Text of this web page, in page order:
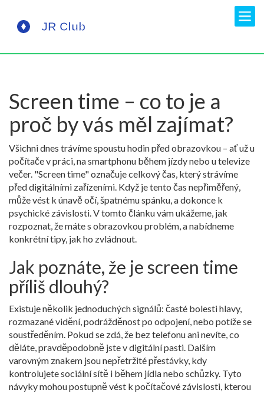
Screen time – co to je a
proč by vás měl zajímat?
Všichni dnes trávíme spoustu hodin před obrazovkou – ať už u
počítače v práci, na smartphonu během jízdy nebo u televize
večer. "Screen time" označuje celkový čas, který strávíme
před digitálními zařízeními. Když je tento čas nepřiměřený,
může vést k únavě očí, špatnému spánku, a dokonce k
psychické závislosti. V tomto článku vám ukážeme, jak
rozpoznat, že máte s obrazovkou problém, a nabídneme
konkrétní tipy, jak ho zvládnout.
Jak poznáte, že je screen time
příliš dlouhý?
Existuje několik jednoduchých signálů: časté bolesti hlavy,
rozmazané vidění, podrážděnost po odpojení, nebo potíže se
soustředěním. Pokud se zdá, že bez telefonu ani nevíte, co
děláte, pravděpodobně jste v digitální pasti. Dalším
varovným znakem jsou nepřetržité přestávky, kdy
kontrolujete sociální sítě i během jídla nebo schůzky. Tyto
návyky mohou postupně vést k počítačové závislosti, kterou